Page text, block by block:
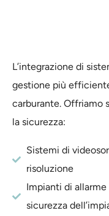
L’integrazione di
gestione più
carburante. Offriamo
la sicurezza:
Sistemi di
risoluzione
Impianti di
sicurezza